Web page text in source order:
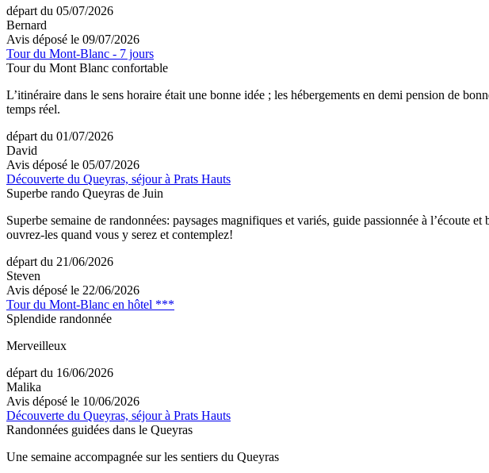
départ du 05/07/2026
Bernard
Avis déposé le 09/07/2026
Tour du Mont-Blanc - 7 jours
Tour du Mont Blanc confortable
L’itinéraire dans le sens horaire était une bonne idée ; les hébergements en demi pension de
temps réel.
départ du 01/07/2026
David
Avis déposé le 05/07/2026
Découverte du Queyras, séjour à Prats Hauts
Superbe rando Queyras de Juin
Superbe semaine de randonnées: paysages magnifiques et variés, guide passionnée à
ouvrez-les quand vous y serez et contemplez!
départ du 21/06/2026
Steven
Avis déposé le 22/06/2026
Tour du Mont-Blanc en hôtel ***
Splendide randonnée
Merveilleux
départ du 16/06/2026
Malika
Avis déposé le 10/06/2026
Découverte du Queyras, séjour à Prats Hauts
Randonnées guidées dans le Queyras
Une semaine accompagnée sur les sentiers du Queyras